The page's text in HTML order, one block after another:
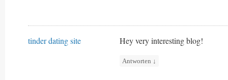
tinder dating site Hey very interesting blog!
Antworten ↓